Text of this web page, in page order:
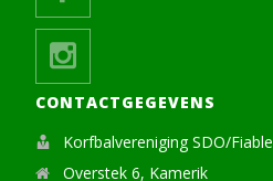
CONTACTGEGEVENS
Korfbalvereniging SDO/Fiable
Overstek 6, Kamerik